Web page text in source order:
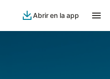
Abrir en la app